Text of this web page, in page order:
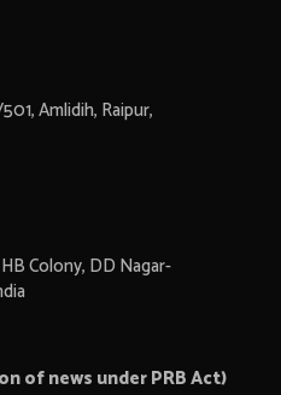
Amlidih, Raipur,
Colony, DD Nagar-
of news under PRB Act)